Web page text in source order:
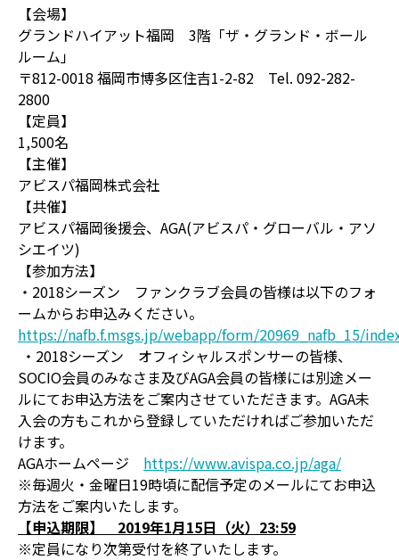
【会場】
グランドハイアット福岡 3階「ザ・グランド・ボール
ルーム」
〒812-0018 福岡市博多区住吉1-2-82 Tel. 092-282-
2800
【定員】
1,500名
【主催】
アビスパ福岡株式会社
【共催】
アビスパ福岡後援会、AGA(アビスパ・グローバル・アソ
シエイツ)
【参加方法】
・2018シーズン ファンクラブ会員の皆様は以下のフォ
ームからお申込みください。
https://nafb.f.msgs.jp/webapp/form/20969_nafb_15/
・2018シーズン オフィシャルスポンサーの皆様、
SOCIO会員のみなさま及びAGA会員の皆様には別途メー
ルにてお申込方法をご案内させていただきます。AGA未
入会の方もこれから登録していただければご参加いただ
けます。
AGAホームページ https://www.avispa.co.jp/aga/
※毎週火・金曜日19時頃に配信予定のメールにてお申込
方法をご案内いたします。
【申込期限】 2019年1月15日（火）23:59
※定員になり次第受付を終了いたします。